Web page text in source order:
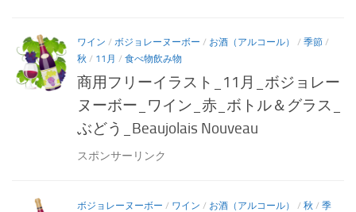
ワイン / ボジョレーヌーボー / お酒（アルコール） / 季節 /
秋 / 11月 / 食べ物飲み物
商用フリーイラスト_11月_ボジョレー
ヌーボー_ワイン_赤_ボトル＆グラス_
ぶどう_Beaujolais Nouveau
スポンサーリンク
ボジョレーヌーボー / ワイン / お酒（アルコール） / 秋 / 季